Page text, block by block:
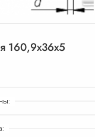
160,9х36х5